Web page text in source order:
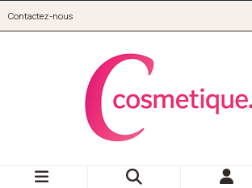
Contactez-nous